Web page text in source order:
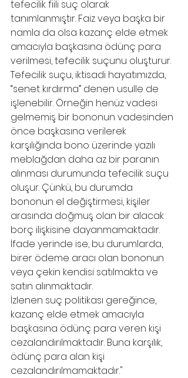
tefecilik fiili suç olarak
tanımlanmıştır. Faiz veya başka bir
namla da olsa kazanç elde etmek
amacıyla başkasına ödünç para
verilmesi, tefecilik suçunu oluşturur.
Tefecilik suçu, iktisadi hayatımızda,
“senet kırdırma” denen usulle de
işlenebilir. Örneğin henüz vadesi
gelmemiş bir bononun vadesinden
önce başkasına verilerek
karşılığında bono üzerinde yazılı
meblağdan daha az bir paranın
alınması durumunda tefecilik suçu
oluşur. Çünkü, bu durumda
bononun el değiştirmesi, kişiler
arasında doğmuş olan bir alacak
borç ilişkisine dayanmamaktadır.
İfade yerinde ise, bu durumlarda,
birer ödeme aracı olan bononun
veya çekin kendisi satılmakta ve
satın alınmaktadır.
İzlenen suç politikası gereğince,
kazanç elde etmek amacıyla
başkasına ödünç para veren kişi
cezalandırılmaktadır. Buna karşılık,
ödünç para alan kişi
cezalandırılmamaktadır."